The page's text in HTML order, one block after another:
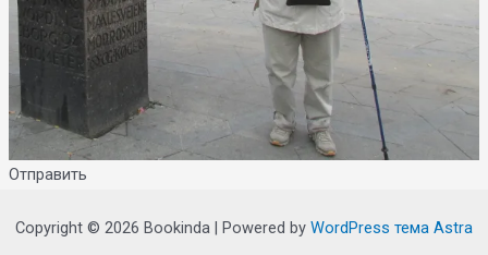
Отправить
Copyright © 2026 Bookinda | Powered by WordPress тема Astra